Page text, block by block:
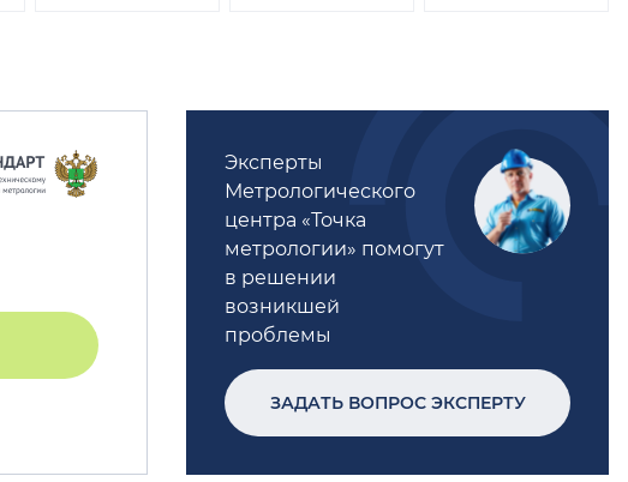
Эксперты
Метрологического
центра «Точка
метрологии» помогут
в решении
возникшей
проблемы
ЗАДАТЬ ВОПРОС ЭКСПЕРТУ